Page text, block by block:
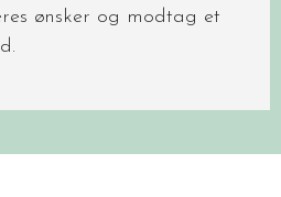
ønsker og modtag et